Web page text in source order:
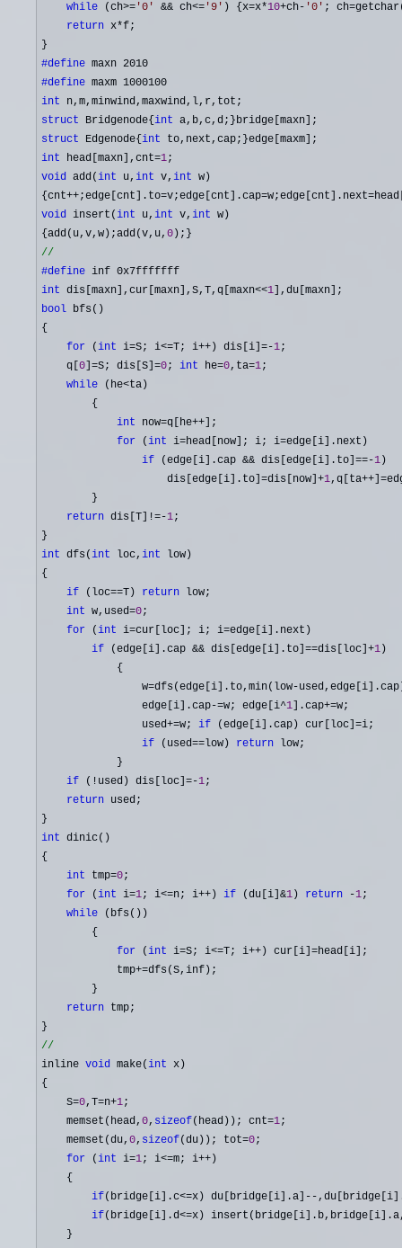
while (ch>= '0 ' && ch<= '9 ' ) {x=x*10+ch- '0 ' ; ch=
return x*f;
#define
#define
int
struct Bridgenode{ int
struct Edgenode{ int
int head[maxn],cnt=1
void add(int u, int v, int w)
{cnt
void insert(int u, int v, int w)
{add(u,v,w);add(v,u, 0
#define
int dis[maxn],cur[maxn],S,T,q[maxn<<1
bool bfs()
{
for (int i=S; i<=T; i++) dis[i]=-1;
    q[
0 ]=S; dis[S]=0; int he=0,ta=1;
while (he<ta)
        {
int now=q[he++ ];
for (int i=head[now]; i; i=edge[i].next)
if (edge[i].cap && dis[edge[i].to]==-1 )
                    dis[edge[i].to]
=dis[now]+1,q[ta++]=
        }
return dis[T]!=-1;
int dfs(int loc, int low)
{
if (loc==T) return low;
int w,used=0;
for (int i=cur[loc]; i; i=edge[i].next)
if (edge[i].cap && dis[edge[i].to]==dis[loc]+1 )
            {
                w
=dfs(edge[i].to,min(low-
                edge[i].cap
-=w; edge[i^1 ].cap+=w;
                used
+=w; if (edge[i].cap) cur[loc]=i;
if (used==low) return low;
            }
if (!used) dis[loc]=-1;
return used;
int dinic()
{
int tmp=0;
for (int i=1; i<=n; i++) if (du[i]&1 ) return -1;
while (bfs())
        {
for (int i=S; i<=T; i++) cur[i]=head[i];
            tmp
+=dfs(S,inf);
        }
return tmp;
inline void make(int x)
{
    S
=0,T=n+1;
    memset(head,
0, sizeof(head)); cnt=1;
    memset(du,
0, sizeof(du)); tot=0;
for (int i=1; i<=m; i++ )
    {
if(bridge[i].c<=x) du[bridge[i].a]--
if(bridge[i].d<=x)
    }